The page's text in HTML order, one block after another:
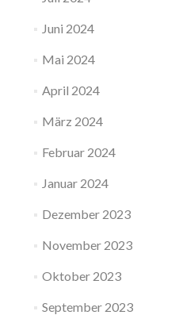
Juni 2024
Mai 2024
April 2024
März 2024
Februar 2024
Januar 2024
Dezember 2023
November 2023
Oktober 2023
September 2023